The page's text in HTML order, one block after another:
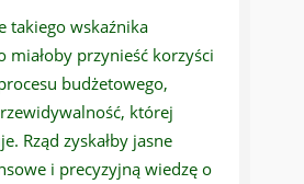
takiego wskaźnika
miałoby przynieść korzyści
budżetowego,
której
Rząd zyskałby jasne
i precyzyjną wiedzę o